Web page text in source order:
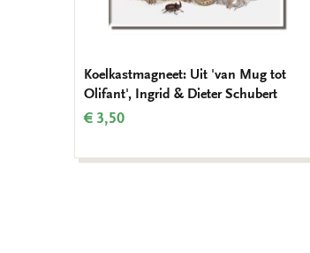
Koelkastmagneet: Uit 'van Mug tot
Olifant', Ingrid & Dieter Schubert
€ 3,50